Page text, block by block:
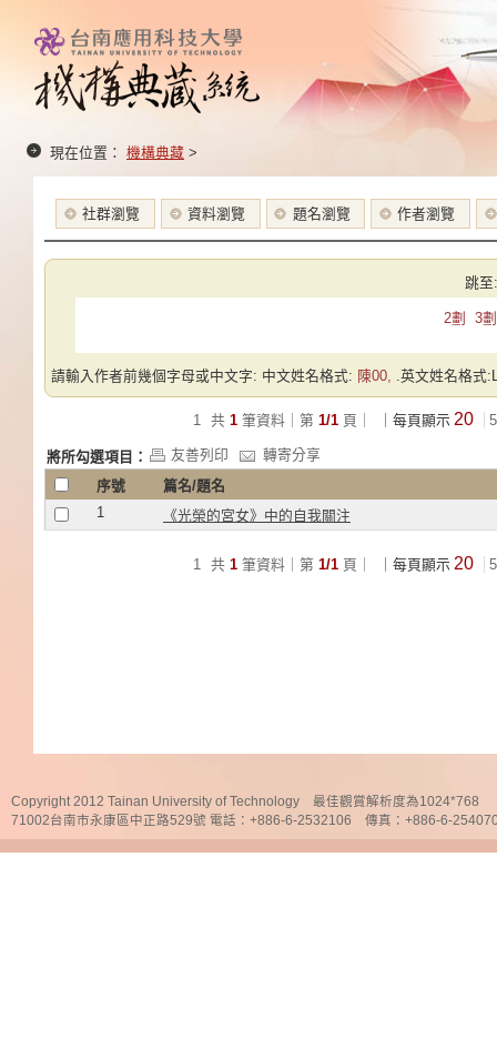
現在位置： 機構典藏 >
社群瀏覽 資料瀏覽 題名瀏覽 作者瀏覽
跳至:
2劃 3劃
請輸入作者前幾個字母或中文字: 中文姓名格式: 陳00, .英文姓名格式
1 共 1 筆資料｜第 1/1 頁｜ ｜每頁顯示 20
將所勾選項目： 友善列印
轉寄分享
序號
篇名/題名
1
《光榮的宮女》中的自我關注
1 共 1 筆資料｜第 1/1 頁｜ ｜每頁顯示 20
Copyright 2012 Tainan University of Technology 最佳觀賞解析度為1024*768
71002台南市永康區中正路529號 電話：+886-6-2532106 傳真：+886-6-